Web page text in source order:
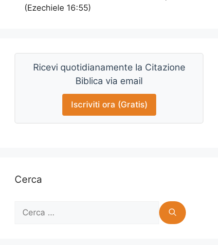
(Ezechiele 16:55)
Ricevi quotidianamente la Citazione
Biblica via email
Iscriviti ora (Gratis)
Cerca
Ricerca